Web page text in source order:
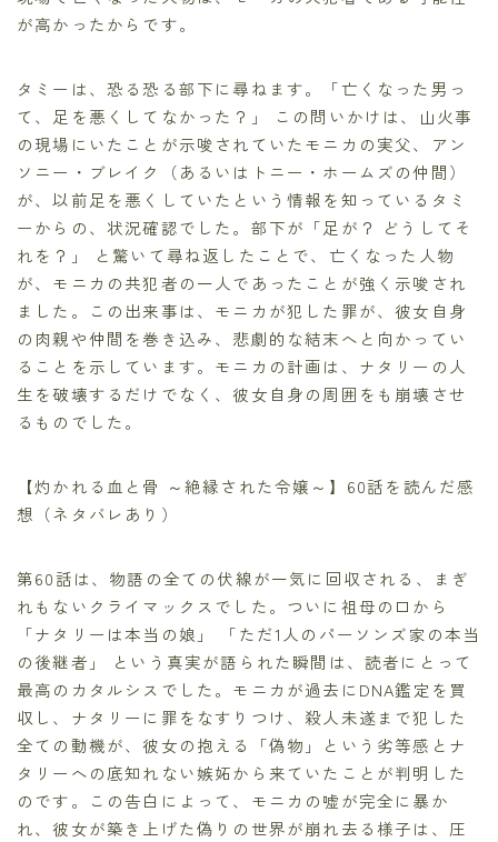
が高かったからです。
タミーは、恐る恐る部下に尋ねます。「亡くなった男っ
て、足を悪くしてなかった？」 この問いかけは、山火事
の現場にいたことが示唆されていたモニカの実父、アン
ソニー・ブレイク（あるいはトニー・ホームズの仲間）
が、以前足を悪くしていたという情報を知っているタミ
ーからの、状況確認でした。部下が「足が？ どうしてそ
れを？」 と驚いて尋ね返したことで、亡くなった人物
が、モニカの共犯者の一人であったことが強く示唆され
ました。この出来事は、モニカが犯した罪が、彼女自身
の肉親や仲間を巻き込み、悲劇的な結末へと向かってい
ることを示しています。モニカの計画は、ナタリーの人
生を破壊するだけでなく、彼女自身の周囲をも崩壊させ
るものでした。
【灼かれる血と骨 ～絶縁された令嬢～】60話を読んだ感
想（ネタバレあり）
第60話は、物語の全ての伏線が一気に回収される、まぎ
れもないクライマックスでした。ついに祖母の口から
「ナタリーは本当の娘」 「ただ1人のパーソンズ家の本当
の後継者」 という真実が語られた瞬間は、読者にとって
最高のカタルシスでした。モニカが過去にDNA鑑定を買
収し、ナタリーに罪をなすりつけ、殺人未遂まで犯した
全ての動機が、彼女の抱える「偽物」という劣等感とナ
タリーへの底知れない嫉妬から来ていたことが判明した
のです。この告白によって、モニカの嘘が完全に暴か
れ、彼女が築き上げた偽りの世界が崩れ去る様子は、圧